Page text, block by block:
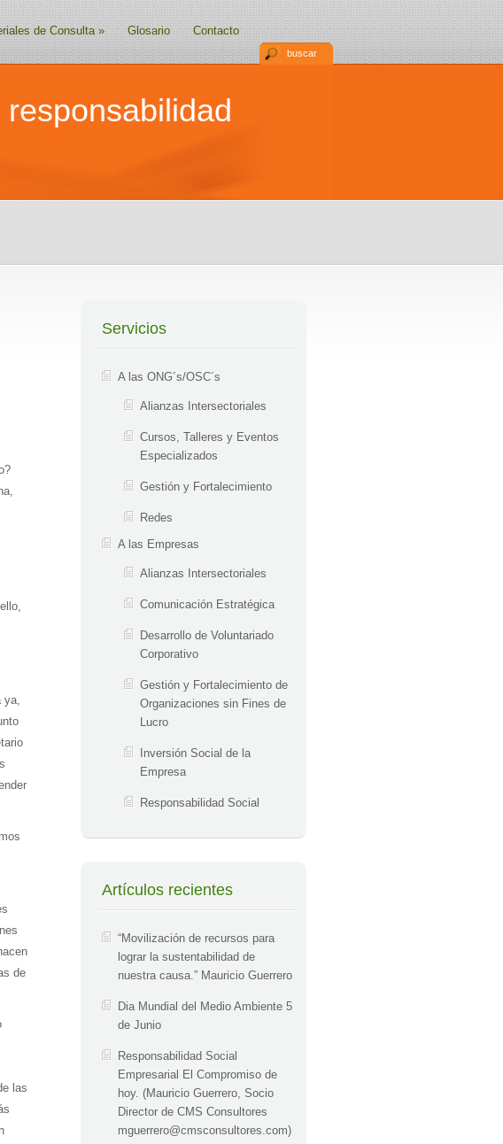
de Consulta» Glosario Contacto
buscar
ya,
de
las
Servicios
A las ONG´s/OSC´s
Alianzas Intersectoriales
Cursos, Talleres y Eventos
Especializados
Gestión y Fortalecimiento
Redes
A las Empresas
Alianzas Intersectoriales
Comunicación Estratégica
Desarrollo de Voluntariado
Corporativo
Gestión y Fortalecimiento de
Organizaciones sin Fines de
Lucro
Inversión Social de la
Empresa
Responsabilidad Social
Artículos recientes
“Movilización de recursos para
lograr la sustentabilidad de
nuestra causa.” Mauricio Guerrero
Dia Mundial del Medio Ambiente 5
de Junio
Responsabilidad Social
Empresarial El Compromiso de
hoy. (Mauricio Guerrero, Socio
Director de CMS Consultores
mguerrero@cmsconsultores.com)